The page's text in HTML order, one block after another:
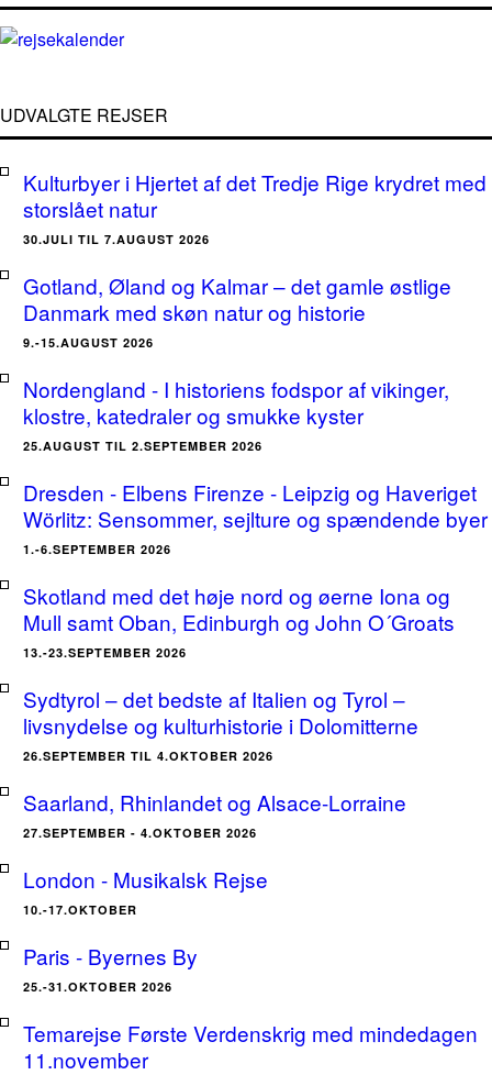
UDVALGTE REJSER
Kulturbyer i Hjertet af det Tredje Rige krydret med
storslået natur
30.JULI TIL 7.AUGUST 2026
Gotland, Øland og Kalmar – det gamle østlige
Danmark med skøn natur og historie
9.-15.AUGUST 2026
Nordengland - I historiens fodspor af vikinger,
klostre, katedraler og smukke kyster
25.AUGUST TIL 2.SEPTEMBER 2026
Dresden - Elbens Firenze - Leipzig og Haveriget
Wörlitz: Sensommer, sejlture og spændende byer
1.-6.SEPTEMBER 2026
Skotland med det høje nord og øerne Iona og
Mull samt Oban, Edinburgh og John O´Groats
13.-23.SEPTEMBER 2026
Sydtyrol – det bedste af Italien og Tyrol –
livsnydelse og kulturhistorie i Dolomitterne
26.SEPTEMBER TIL 4.OKTOBER 2026
Saarland, Rhinlandet og Alsace-Lorraine
27.SEPTEMBER - 4.OKTOBER 2026
London - Musikalsk Rejse
10.-17.OKTOBER
Paris - Byernes By
25.-31.OKTOBER 2026
Temarejse Første Verdenskrig med mindedagen
11.november